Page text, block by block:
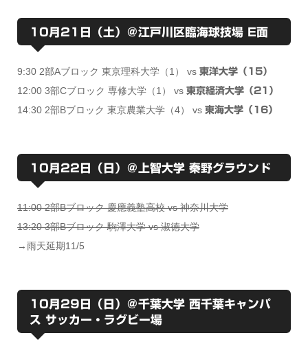
10月21日（土）＠江戸川区臨海球技場 E面
9:30 2部Aブロック 東京理科大学（1） vs 東洋大学（15）
12:00 3部Cブロック 専修大学（1） vs 東京経済大学（21）
14:30 2部Bブロック 東京農業大学（4） vs 東海大学（16）
10月22日（日）＠上智大学 秦野グラウンド
11:00 2部Bブロック 慶應義塾高校 vs 神奈川大学
13:20 3部Bブロック 駒澤大学 vs 淑徳大学
→雨天延期11/5
10月29日（日）＠千葉大学 西千葉キャンパ
ス サッカー・ラグビー場